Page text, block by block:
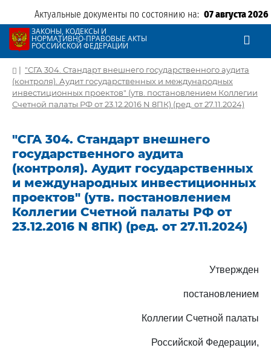
Актуальные документы по состоянию на: 07 августа 2026
ЗАКОНЫ, КОДЕКСЫ И
НОРМАТИВНО-ПРАВОВЫЕ АКТЫ
РОССИЙСКОЙ ФЕДЕРАЦИИ
| "СГА 304. Стандарт внешнего государственного аудита
(контроля). Аудит государственных и международных
инвестиционных проектов" (утв. постановлением Коллегии
Счетной палаты РФ от 23.12.2016 N 8ПК) (ред. от 27.11.2024)
"СГА 304. Стандарт внешнего
государственного аудита
(контроля). Аудит государственных
и международных инвестиционных
проектов" (утв. постановлением
Коллегии Счетной палаты РФ от
23.12.2016 N 8ПК) (ред. от 27.11.2024)
Утвержден
постановлением
Коллегии Счетной палаты
Российской Федерации,